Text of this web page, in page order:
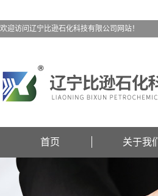
欢迎访问辽宁比逊石化科技有限公司网站！
首页 关于我们